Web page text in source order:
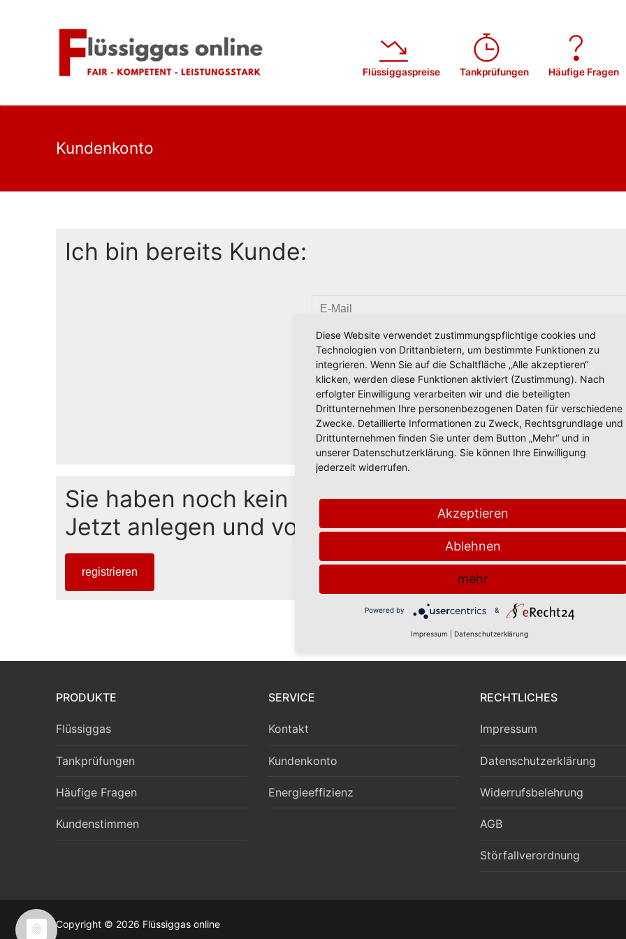
Flüssiggaspreise Tankprüfungen Häufige Fragen
Kundenkonto
Ich bin bereits Kunde:
Sie haben Ihr Passwort vergessen?
einloggen
Sie haben noch kein Kundenkonto?
Jetzt anlegen und von zahlreichen Vorteilen
registrieren
PRODUKTE
Flüssiggas
Tankprüfungen
Häufige Fragen
Kundenstimmen
SERVICE
Kontakt
Kundenkonto
Energieeffizienz
RECHTLICHES
Impressum
Datenschutzerklärung
Widerrufsbelehrung
AGB
Störfallverordnung
Copyright © 2026 Flüssiggas online
Diese Website verwendet zustimmungspflichtige cookies und
Technologien von Drittanbietern, um bestimmte Funktionen zu
integrieren. Wenn Sie auf die Schaltfläche „Alle akzeptieren“
klicken, werden diese Funktionen aktiviert (Zustimmung). Nach
erfolgter Einwilligung verarbeiten wir und die beteiligten
Drittunternehmen Ihre personenbezogenen Daten für verschiedene
Zwecke. Detaillierte Informationen zu Zweck, Rechtsgrundlage und
Drittunternehmen finden Sie unter dem Button „Mehr“ und in
unserer Datenschutzerklärung. Sie können Ihre Einwilligung
jederzeit widerrufen.
Akzeptieren
Ablehnen
mehr
Powered by &
Impressum Datenschutzerklärung